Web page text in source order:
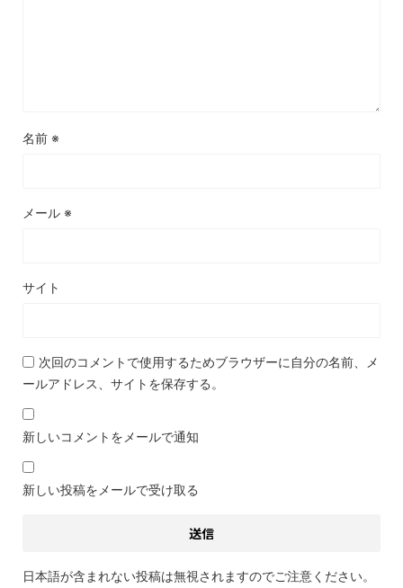
名前 ※
メール ※
サイト
次回のコメントで使用するためブラウザーに自分の名前、メ
ールアドレス、サイトを保存する。
新しいコメントをメールで通知
新しい投稿をメールで受け取る
日本語が含まれない投稿は無視されますのでご注意ください。